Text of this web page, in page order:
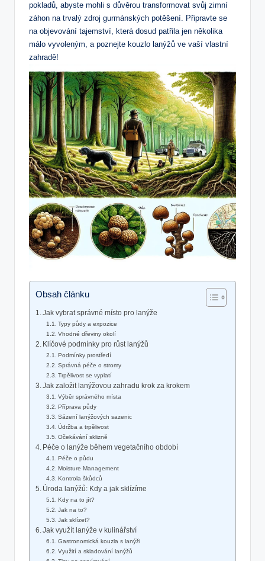
pokladů, abyste mohli s důvěrou transformovat svůj zimní
záhon na trvalý zdroj gurmánských potěšení. Připravte se
na objevování tajemství, která dosud patřila jen několika
málo vyvoleným, a poznejte kouzlo lanýžů ve vaší vlastní
zahradě!
Obsah článku
Jak vybrat správné místo pro lanýže
Typy půdy a expozice
Vhodné dřeviny okolí
Klíčové podmínky pro růst lanýžů
Podmínky prostředí
Správná péče o stromy
Trpělivost se vyplatí
Jak založit lanýžovou zahradu krok za krokem
Výběr správného místa
Příprava půdy
Sázení lanýžových sazenic
Údržba a trpělivost
Očekávání sklizně
Péče o lanýže během vegetačního období
Péče o půdu
Moisture Management
Kontrola škůdců
Úroda lanýžů: Kdy a jak sklízíme
Kdy na to jít?
Jak na to?
Jak sklízet?
Jak využít lanýže v kulinářství
Gastronomická kouzla s lanýži
Využití a skladování lanýžů